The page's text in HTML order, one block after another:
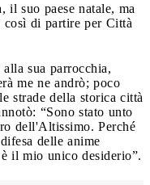
suo paese natale, ma
così di partire per Città
sua parrocchia,
me ne andrò; poco
strade della storica città
“Sono stato unto
dell'Altissimo. Perché
delle anime
il mio unico desiderio”.